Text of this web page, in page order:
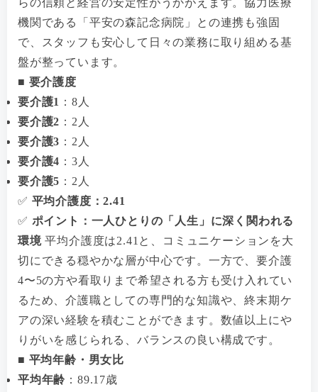
らの信頼と経営の安定性がうかがえます。協力医療
機関である「平安の森記念病院」との連携も強固
で、スタッフも安心して日々の業務に取り組める基
盤が整っています。
■ 要介護度
要介護1 ：8人
要介護2 ：2人
要介護3 ：2人
要介護4 ：3人
要介護5 ：2人
✅ 平均介護度：2.41
✅ ポイント：一人ひとりの「人生」に深く関われる
環境平均介護度は2.41と、コミュニケーションを大
切にできる穏やかな層が中心です。一方で、要介護
4〜5の方や看取りまで希望される方も受け入れてい
るため、介護職としての専門的な知識や、終末期ケ
アの深い経験を積むことができます。数値以上にや
りがいを感じられる、バランスの良い構成です。
■ 平均年齢・男女比
平均年齢 ：89.17歳